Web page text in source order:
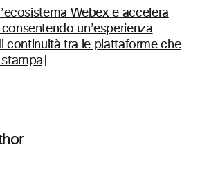
Webex e accelera
un’esperienza
continuità tra le piattaforme che